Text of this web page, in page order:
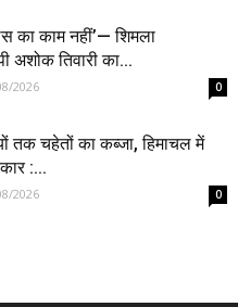
का काम नहीं’— शिमला
अशोक तिवारी का...
2026 0
तक चहेतों का कब्जा, हिमाचल में
:...
2026 0